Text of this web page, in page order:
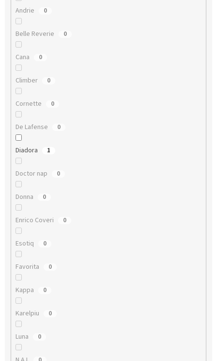
Andrie 0
Belle Reverie 0
Cana 0
Climber 0
Cornette 0
De Lafense 0
Diadora 1
Doctor nap 0
Donna 0
Enrico Coveri 0
Esotiq 0
Favorita 0
Kappa 0
Karelpiu 0
Luna 0